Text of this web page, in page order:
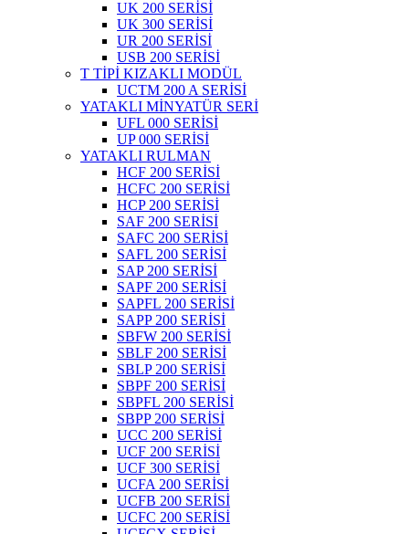
UK 200 SERİSİ
UK 300 SERİSİ
UR 200 SERİSİ
USB 200 SERİSİ
T TİPİ KIZAKLI MODÜL
UCTM 200 A SERİSİ
YATAKLI MİNYATÜR SERİ
UFL 000 SERİSİ
UP 000 SERİSİ
YATAKLI RULMAN
HCF 200 SERİSİ
HCFC 200 SERİSİ
HCP 200 SERİSİ
SAF 200 SERİSİ
SAFC 200 SERİSİ
SAFL 200 SERİSİ
SAP 200 SERİSİ
SAPF 200 SERİSİ
SAPFL 200 SERİSİ
SAPP 200 SERİSİ
SBFW 200 SERİSİ
SBLF 200 SERİSİ
SBLP 200 SERİSİ
SBPF 200 SERİSİ
SBPFL 200 SERİSİ
SBPP 200 SERİSİ
UCC 200 SERİSİ
UCF 200 SERİSİ
UCF 300 SERİSİ
UCFA 200 SERİSİ
UCFB 200 SERİSİ
UCFC 200 SERİSİ